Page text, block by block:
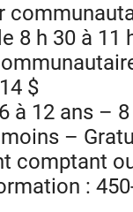
8 h 30 à 11
$
à 12 ans –
–
comptant
: